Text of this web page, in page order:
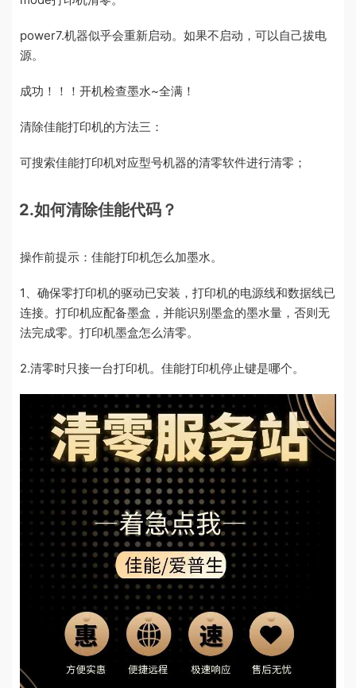
power7.机器似乎会重新启动。如果不启动，可以自己拔电
源。
成功！！！开机检查墨水~全满！
清除佳能打印机的方法三：
可搜索佳能打印机对应型号机器的清零软件进行清零；
2.如何清除佳能代码？
操作前提示：佳能打印机怎么加墨水。
1、确保零打印机的驱动已安装，打印机的电源线和数据线已
连接。打印机应配备墨盒，并能识别墨盒的墨水量，否则无
法完成零。打印机墨盒怎么清零。
2.清零时只接一台打印机。佳能打印机停止键是哪个。